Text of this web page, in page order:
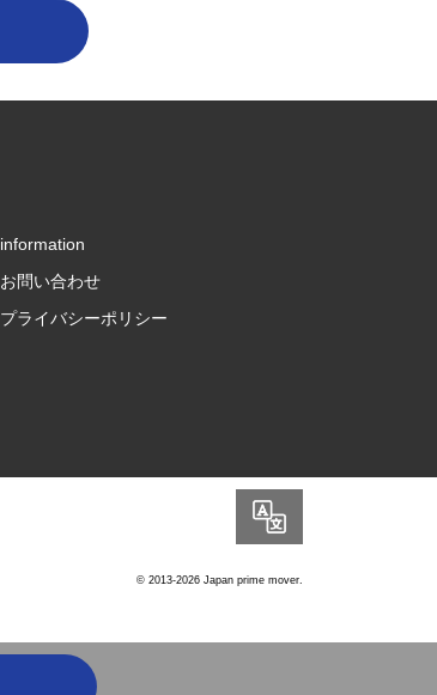
information
お問い合わせ
プライバシーポリシー
© 2013-2026 Japan prime mover.